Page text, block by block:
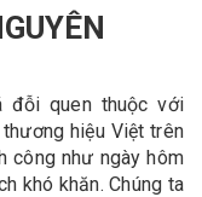
đỗi quen thuộc với
hiệu Việt trên
công như ngày hôm
khó khăn. Chúng ta